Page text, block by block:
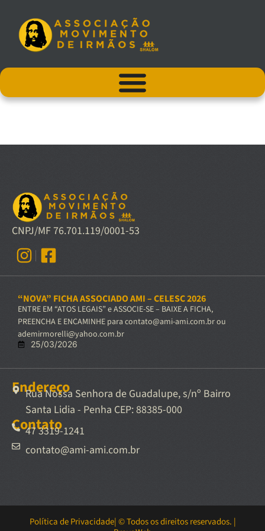
CNPJ/MF 76.701.119/0001-53
“NOVA” FICHA ASSOCIADO AMI – CELESC 2026
ENTRE EM “ATOS LEGAIS” e ASSOCIE-SE – BAIXE A FICHA,
PREENCHA E ENCAMINHE para contato@ami-ami.com.br ou
ademirmorelli@yahoo.com.br
25/03/2026
Endereço
Rua Nossa Senhora de Guadalupe, s/nº Bairro
Santa Lidia - Penha CEP: 88385-000
Contato
47 3319-1241
contato@ami-ami.com.br
Política de Privacidade| © Todos os direitos reservados. |